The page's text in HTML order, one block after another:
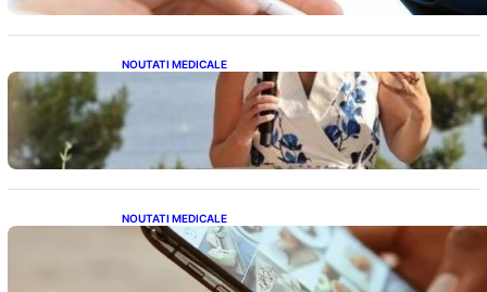
NOUTATI MEDICALE
Nașterea prințesei Eugenie la Lisabona: O
alegere plină de semnificație pentru familia
regală britanică
NOUTATI MEDICALE
Revoluția Bateriilor pentru Telefoane:
Avantaje, Provocări și Viitorul Tehnologiei
Energetice